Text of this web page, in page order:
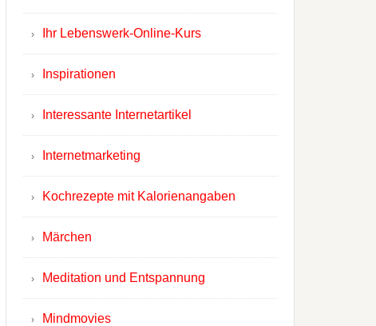
Ihr Lebenswerk-Online-Kurs
Inspirationen
Interessante Internetartikel
Internetmarketing
Kochrezepte mit Kalorienangaben
Märchen
Meditation und Entspannung
Mindmovies